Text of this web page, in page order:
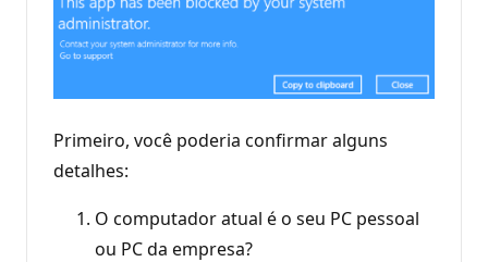
Primeiro, você poderia confirmar alguns
detalhes:
O computador atual é o seu PC pessoal
ou PC da empresa?